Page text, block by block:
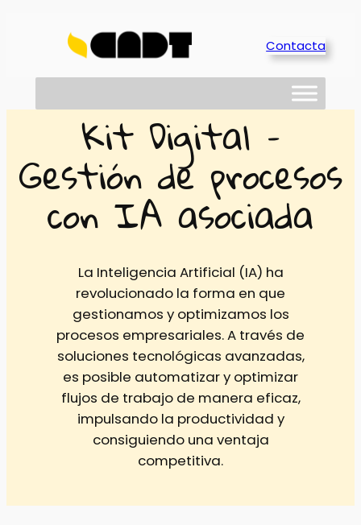
Contacta
Kit Digital –
Gestión de procesos
con IA asociada
La Inteligencia Artificial (IA) ha
revolucionado la forma en que
gestionamos y optimizamos los
procesos empresariales. A través de
soluciones tecnológicas avanzadas,
es posible automatizar y optimizar
flujos de trabajo de manera eficaz,
impulsando la productividad y
consiguiendo una ventaja
competitiva.